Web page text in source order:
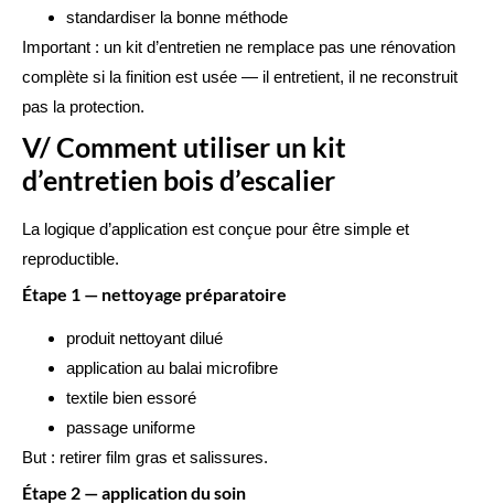
standardiser la bonne méthode
Important : un kit d’entretien ne remplace pas une rénovation
complète si la finition est usée — il entretient, il ne reconstruit
pas la protection.
V/ Comment utiliser un kit
d’entretien bois d’escalier
La logique d’application est conçue pour être simple et
reproductible.
Étape 1 — nettoyage préparatoire
produit nettoyant dilué
application au balai microfibre
textile bien essoré
passage uniforme
But : retirer film gras et salissures.
Étape 2 — application du soin